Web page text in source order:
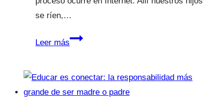
se ríen,…
Leer másInternet
sociales
seguras